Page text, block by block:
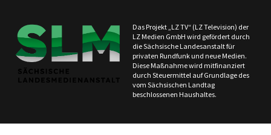
Das Projekt „LZ TV“ (LZ Television) der
LZ Medien GmbH wird gefördert durch
die Sächsische Landesanstalt für
privaten Rundfunk und neue Medien.
Diese Maßnahme wird mitfinanziert
durch Steuermittel auf Grundlage des
vom Sächsischen Landtag
beschlossenen Haushaltes.